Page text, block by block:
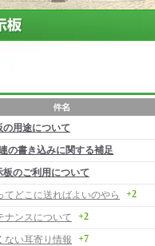
の用途について
の書き込みに関する補足
板のご利用について
てどこに送ればよいのやら
+2
ナンスについて
+2
ない耳寄り情報
+7